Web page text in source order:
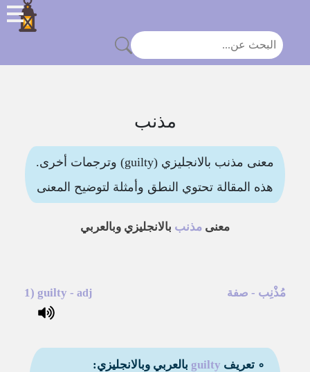
مذنب
معنى مذنب بالانجليزي (guilty) وترجمات أخرى.
هذه المقالة تحتوي النطق وأمثلة لتوضيح المعنى
معنى مذنب بالانجليزي وبالعربي
مُذْنِب - صفة 1) guilty - adj
∘ تعريف guilty بالعربي وبالانجليزي: